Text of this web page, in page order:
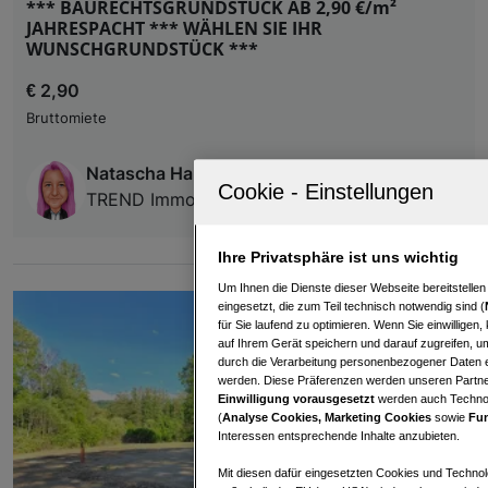
*** BAURECHTSGRUNDSTÜCK AB 2,90 €/m²
JAHRESPACHT *** WÄHLEN SIE IHR
WUNSCHGRUNDSTÜCK ***
€ 2,90
Bruttomiete
Natascha Hamernik
TREND Immobilien
Ihre Privatsphäre ist uns wichtig
Um Ihnen die Dienste dieser Webseite
eingesetzt, die zum Teil technisch notwendig sind (
für Sie laufend zu optimieren. Wenn Sie
auf Ihrem Gerät speichern und darauf zugreifen,
durch die Verarbeitung personenbezogener
werden. Diese Präferenzen werden unseren
Einwilligung vorausgesetzt werden auch
(Analyse Cookies, Marketing Cookies sowie
Interessen entsprechende Inhalte anzubieten.
Mit diesen dafür eingesetzten Cookies und